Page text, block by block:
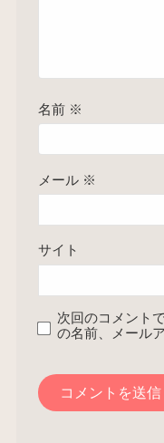
名前 ※
メール ※
サイト
次回のコメント
の名前、メール